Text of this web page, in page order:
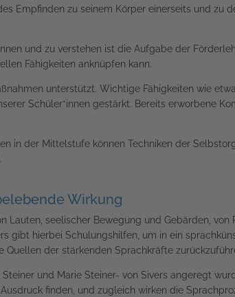
Empfinden zu seinem Körper einerseits und
und zu verstehen ist die Aufgabe der
Fähigkeiten anknüpfen kann.
unterstützt. Wichtige Fähigkeiten wie
Schüler*innen gestärkt. Bereits erworbene
in der Mittelstufe können Techniken der
Wirkung
seelischer Bewegung und Gebärden,
gibt hierbei Schulungshilfen, um in ein
der stärkenden Sprachkräfte
und Marie Steiner- von Sivers angeregt
finden, und zugleich wirken die